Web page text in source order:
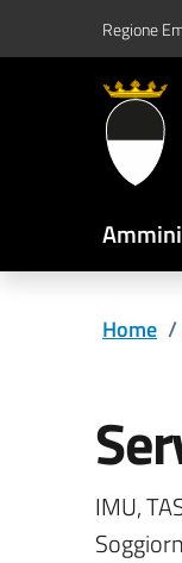
Vai al contenuto
Vai al footerRegione
Home /
IMU,